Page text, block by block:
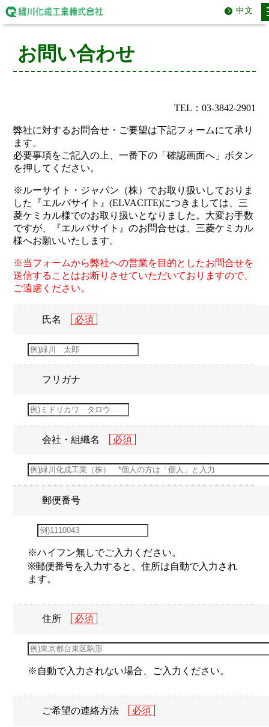
中文
お問い合わせ
TEL：03-3842-2901
弊社に対するお問合せ・ご要望は下記フォームにて承り
ます。
必要事項をご記入の上、一番下の「確認画面へ」ボタン
を押してください。
※ルーサイト・ジャパン（株）でお取り扱いしておりま
した『エルバサイト』(ELVACITE)につきましては、三
菱ケミカル様でのお取り扱いとなりました。大変お手数
ですが、『エルバサイト』のお問合せは、三菱ケミカル
様へお願いいたします。
※当フォームから弊社への営業を目的としたお問合せを
送信することはお断りさせていただいておりますので、
ご遠慮ください。
氏名
フリガナ
会社・組織名
郵便番号
※ハイフン無しでご入力ください。
※郵便番号を入力すると、住所は自動で入力され
ます。
住所
※自動で入力されない場合、ご入力ください。
ご希望の連絡方法